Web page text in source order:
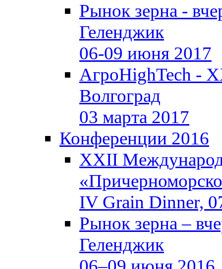
Рынок зерна -
Геленджик
06-09 июня 2017
АгроHighTech -
Волгоград
03 марта 2017
Конференции 2016
XXII
IV Grain Dinner,
Рынок зерна –
Геленджик